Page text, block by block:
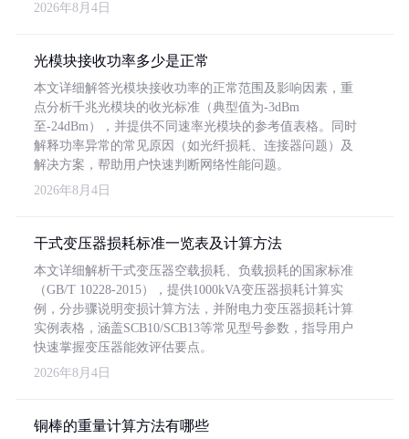
2026年8月4日
光模块接收功率多少是正常
本文详细解答光模块接收功率的正常范围及影响因素，重
点分析千兆光模块的收光标准（典型值为-3dBm
至-24dBm），并提供不同速率光模块的参考值表格。同时
解释功率异常的常见原因（如光纤损耗、连接器问题）及
解决方案，帮助用户快速判断网络性能问题。
2026年8月4日
干式变压器损耗标准一览表及计算方法
本文详细解析干式变压器空载损耗、负载损耗的国家标准
（GB/T 10228-2015），提供1000kVA变压器损耗计算实
例，分步骤说明变损计算方法，并附电力变压器损耗计算
实例表格，涵盖SCB10/SCB13等常见型号参数，指导用户
快速掌握变压器能效评估要点。
2026年8月4日
铜棒的重量计算方法有哪些